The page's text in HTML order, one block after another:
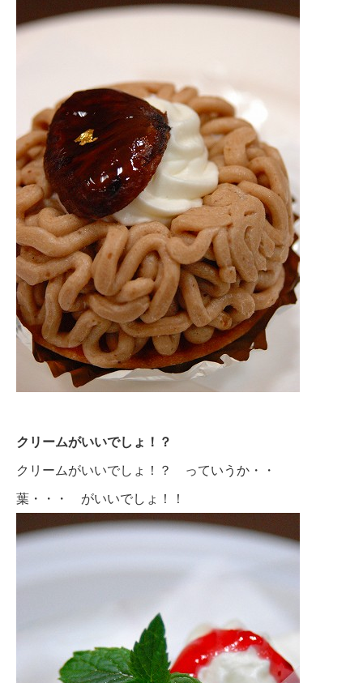
クリームがいいでしょ！？
クリームがいいでしょ！？ っていうか・・
葉・・・ がいいでしょ！！